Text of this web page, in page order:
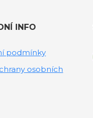
INFO
podmínky
osobních